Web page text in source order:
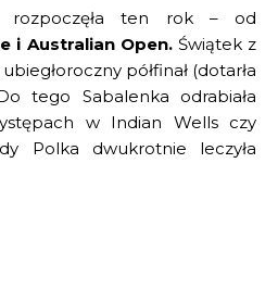
rozpoczęła ten rok – od
i Australian Open.Świątek z
półfinał (dotarła
tego Sabalenka odrabiała
w Indian Wells czy
Polka dwukrotnie leczyła